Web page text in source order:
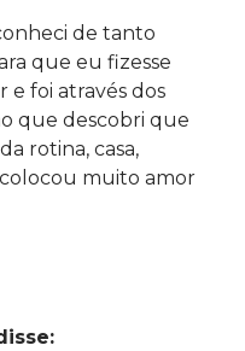
de tanto
que eu fizesse
e foi através dos
que descobri que
rotina, casa,
muito amor